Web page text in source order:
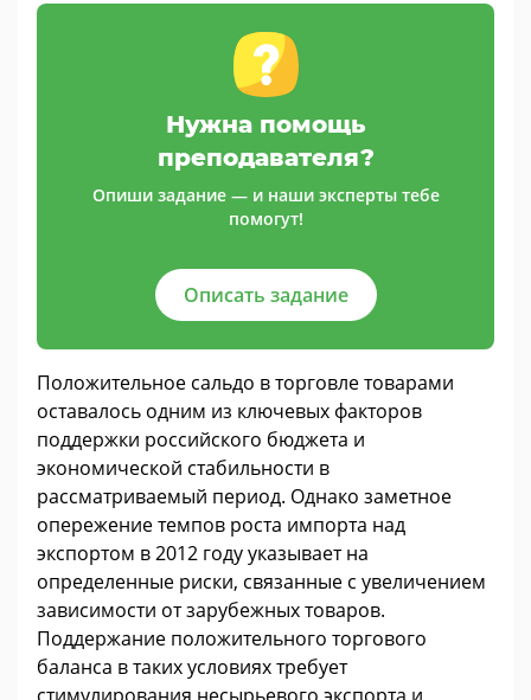
Нужна помощь
преподавателя?
Опиши задание — и наши эксперты тебе
помогут!
Описать задание
Положительное сальдо в торговле товарами
оставалось одним из ключевых факторов
поддержки российского бюджета и
экономической стабильности в
рассматриваемый период. Однако заметное
опережение темпов роста импорта над
экспортом в 2012 году указывает на
определенные риски, связанные с увеличением
зависимости от зарубежных товаров.
Поддержание положительного торгового
баланса в таких условиях требует